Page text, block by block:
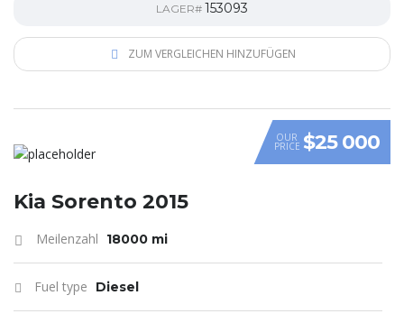
LAGER# 153093
ZUM VERGLEICHEN HINZUFÜGEN
OUR
PRICE $25 000
Kia Sorento 2015
Meilenzahl 18000 mi
Fuel type Diesel